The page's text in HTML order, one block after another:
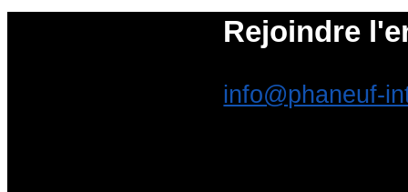
Rejoindre
info@phaneuf-